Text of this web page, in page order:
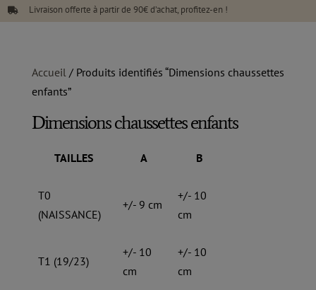
 Livraison offerte à partir de 90€ d’achat, profitez-en !
Accueil/ Produits identifiés “Dimensions chaussettes
enfants”
Dimensions chaussettes enfants
TAILLES A B
T0
(NAISSANCE)
+/- 9 cm
+/- 10
cm
T1 (19/23)
+/- 10
cm
+/- 10
cm